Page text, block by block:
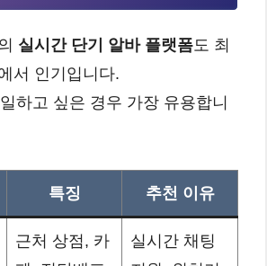
실시간 단기 알바 플랫폼도 최
서 인기입니다.
하고 싶은 경우 가장 유용합니
특징 추천 이유
근처 상점, 카
실시간 채팅